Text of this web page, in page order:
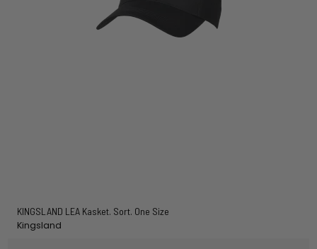
KINGSLAND LEA Kasket. Sort. One Size
Kingsland